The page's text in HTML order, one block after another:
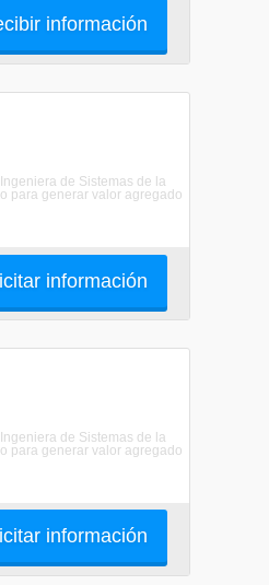
información
de Sistemas de la
para generar valor agregado
información
de Sistemas de la
para generar valor agregado
información